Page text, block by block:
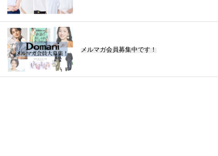
メルマガ会員募集中です！